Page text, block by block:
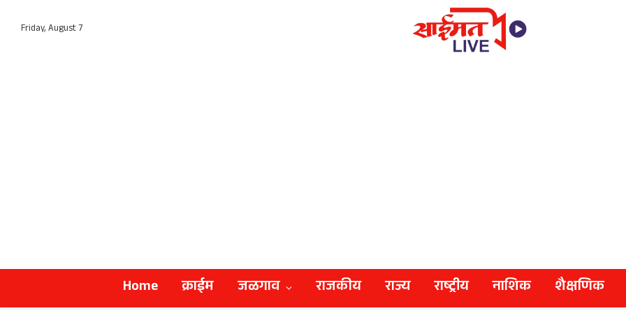
Friday, August 7
Home क्राईम जळगाव राजकीय राज्य राष्ट्रीय नाशिक शैक्षणिक